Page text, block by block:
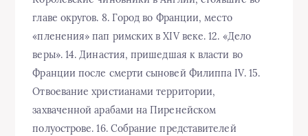
главе округов. 8. Город во Франции, место
«пленения» пап римских в XIV веке. 12. «Дело
веры». 14. Династия, пришедшая к власти во
Франции после смерти сыновей Филиппа IV. 15.
Отвоевание христианами территории,
захваченной арабами на Пиренейском
полуострове. 16. Собрание представителей